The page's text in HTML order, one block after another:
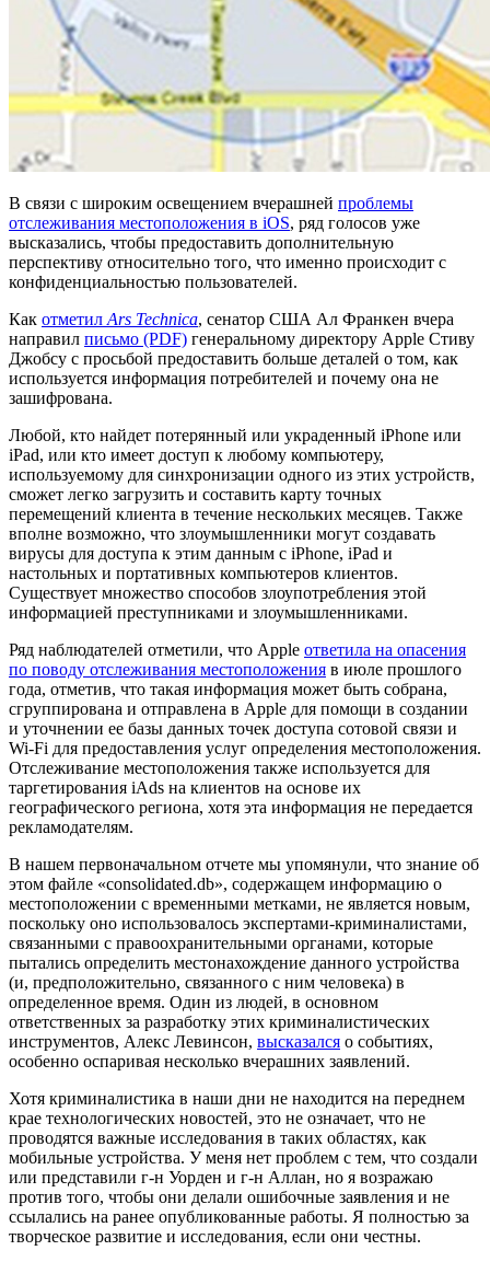
В связи с широким освещением вчерашней проблемы
отслеживания местоположения в iOS, ряд голосов уже
высказались, чтобы предоставить дополнительную
перспективу относительно того, что именно происходит с
конфиденциальностью пользователей.
Как отметил Ars Technica, сенатор США Ал Франкен вчера
направил письмо (PDF) генеральному директору Apple Стиву
Джобсу с просьбой предоставить больше деталей о том, как
используется информация потребителей и почему она не
зашифрована.
Любой, кто найдет потерянный или украденный iPhone или
iPad, или кто имеет доступ к любому компьютеру,
используемому для синхронизации одного из этих устройств,
сможет легко загрузить и составить карту точных
перемещений клиента в течение нескольких месяцев. Также
вполне возможно, что злоумышленники могут создавать
вирусы для доступа к этим данным с iPhone, iPad и
настольных и портативных компьютеров клиентов.
Существует множество способов злоупотребления этой
информацией преступниками и злоумышленниками.
Ряд наблюдателей отметили, что Apple ответила на опасения
по поводу отслеживания местоположения в июле прошлого
года, отметив, что такая информация может быть собрана,
сгруппирована и отправлена в Apple для помощи в создании
и уточнении ее базы данных точек доступа сотовой связи и
Wi-Fi для предоставления услуг определения местоположения.
Отслеживание местоположения также используется для
таргетирования iAds на клиентов на основе их
географического региона, хотя эта информация не передается
рекламодателям.
В нашем первоначальном отчете мы упомянули, что знание об
этом файле «consolidated.db», содержащем информацию о
местоположении с временными метками, не является новым,
поскольку оно использовалось экспертами-криминалистами,
связанными с правоохранительными органами, которые
пытались определить местонахождение данного устройства
(и, предположительно, связанного с ним человека) в
определенное время. Один из людей, в основном
ответственных за разработку этих криминалистических
инструментов, Алекс Левинсон, высказался о событиях,
особенно оспаривая несколько вчерашних заявлений.
Хотя криминалистика в наши дни не находится на переднем
крае технологических новостей, это не означает, что не
проводятся важные исследования в таких областях, как
мобильные устройства. У меня нет проблем с тем, что создали
или представили г-н Уорден и г-н Аллан, но я возражаю
против того, чтобы они делали ошибочные заявления и не
ссылались на ранее опубликованные работы. Я полностью за
творческое развитие и исследования, если они честны.